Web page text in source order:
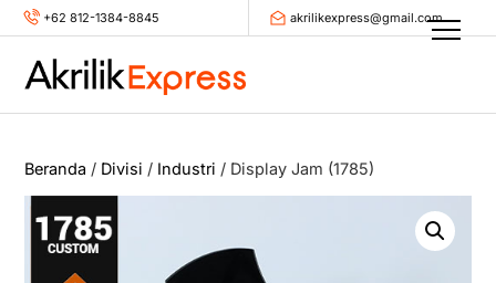
Skip
+62 812-1384-8845 akrilikexpress@gmail.com
Beranda / Divisi / Industri / Display Jam (1785)